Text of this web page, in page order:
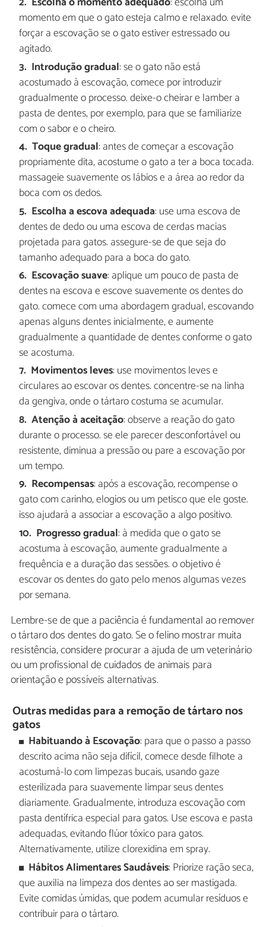
momento em que o gato esteja calmo e relaxado. evite
forçar a escovação se o gato estiver estressado ou
agitado.
Introdução gradual: se o gato não está
acostumado à escovação, comece por introduzir
gradualmente o processo. deixe-o cheirar e lamber a
pasta de dentes, por exemplo, para que se familiarize
com o sabor e o cheiro.
Toque gradual: antes de começar a escovação
propriamente dita, acostume o gato a ter a boca tocada.
massageie suavemente os lábios e a área ao redor da
boca com os dedos.
Escolha a escova adequada: use uma escova de
dentes de dedo ou uma escova de cerdas macias
projetada para gatos. assegure-se de que seja do
tamanho adequado para a boca do gato.
Escovação suave: aplique um pouco de pasta de
dentes na escova e escove suavemente os dentes do
gato. comece com uma abordagem gradual, escovando
apenas alguns dentes inicialmente, e aumente
gradualmente a quantidade de dentes conforme o gato
se acostuma.
Movimentos leves: use movimentos leves e
circulares ao escovar os dentes. concentre-se na linha
da gengiva, onde o tártaro costuma se acumular.
Atenção à aceitação: observe a reação do gato
durante o processo. se ele parecer desconfortável ou
resistente, diminua a pressão ou pare a escovação por
um tempo.
Recompensas: após a escovação, recompense o
gato com carinho, elogios ou um petisco que ele goste.
isso ajudará a associar a escovação a algo positivo.
Progresso gradual: à medida que o gato se
acostuma à escovação, aumente gradualmente a
frequência e a duração das sessões. o objetivo é
escovar os dentes do gato pelo menos algumas vezes
por semana.
Lembre-se de que a paciência é fundamental ao remover
o tártaro dos dentes do gato. Se o felino mostrar muita
resistência, considere procurar a ajuda de um veterinário
ou um profissional de cuidados de animais para
orientação e possíveis alternativas.
Outras medidas para a remoção de tártaro nos
gatos
Habituando à Escovação: para que o passo a passo
descrito acima não seja difícil, comece desde filhote a
acostumá-lo com limpezas bucais, usando gaze
esterilizada para suavemente limpar seus dentes
diariamente. Gradualmente, introduza escovação com
pasta dentífrica especial para gatos. Use escova e pasta
adequadas, evitando flúor tóxico para gatos.
Alternativamente, utilize clorexidina em spray.
Hábitos Alimentares Saudáveis: Priorize ração seca,
que auxilia na limpeza dos dentes ao ser mastigada.
Evite comidas úmidas, que podem acumular resíduos e
contribuir para o tártaro.